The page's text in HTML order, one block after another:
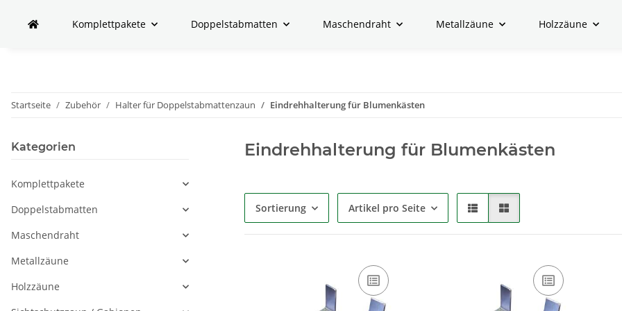
Komplettpakete Doppelstabmatten Maschendraht Metallzäune Holzzäune
Startseite Zubehör Halter für Doppelstabmattenzaun Eindrehhalterung für Blumenkästen
Eindrehhalterung für Blumenkästen
Sortierung Artikel pro Seite
Kategorien
Komplettpakete
Doppelstabmatten
Maschendraht
Metallzäune
Holzzäune